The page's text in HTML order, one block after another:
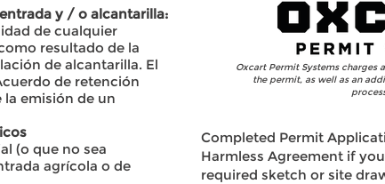
y / o alcantarilla:
de cualquier
resultado de la
de alcantarilla. El
de retención
emisión de un
(o que no sea
agrícola o de
Oxcart Permit Systems charges
the permit, as well as an
Completed Permit
Harmless Agreement if
required sketch or site